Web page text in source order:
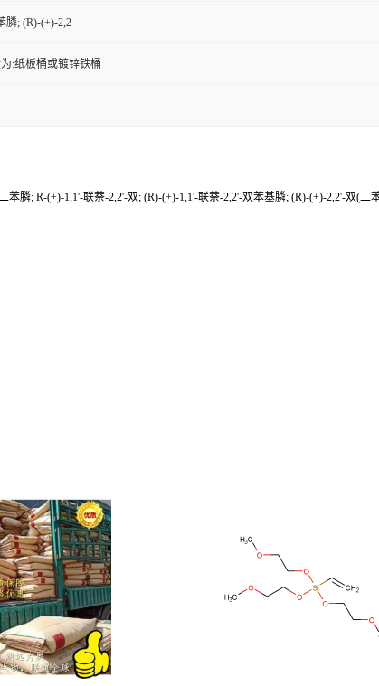
膦; (R)-(+)-2,2
:纸板桶或镀锌铁桶
膦; R-(+)-1,1'-联萘-2,2'-双; (R)-(+)-1,1'-联萘-2,2'-双苯基膦; (R)-(+)-2,2'-双(